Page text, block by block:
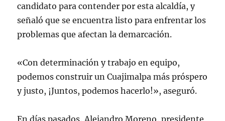
candidato para contender por esta alcaldía, y
señaló que se encuentra listo para enfrentar los
problemas que afectan la demarcación.
«Con determinación y trabajo en equipo,
podemos construir un Cuajimalpa más próspero
y justo, ¡Juntos, podemos hacerlo!», aseguró.
En días pasados, Alejandro Moreno, presidente